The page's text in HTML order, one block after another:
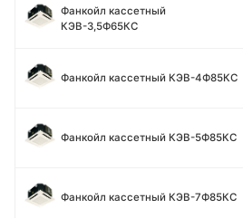
Фанкойл кассетный
КЭВ-3,5Ф65КС
Фанкойл кассетный КЭВ-4Ф85КС
Фанкойл кассетный КЭВ-5Ф85КС
Фанкойл кассетный КЭВ-7Ф85КС